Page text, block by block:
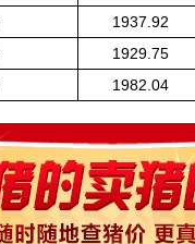
1937.92
1929.75
1982.04